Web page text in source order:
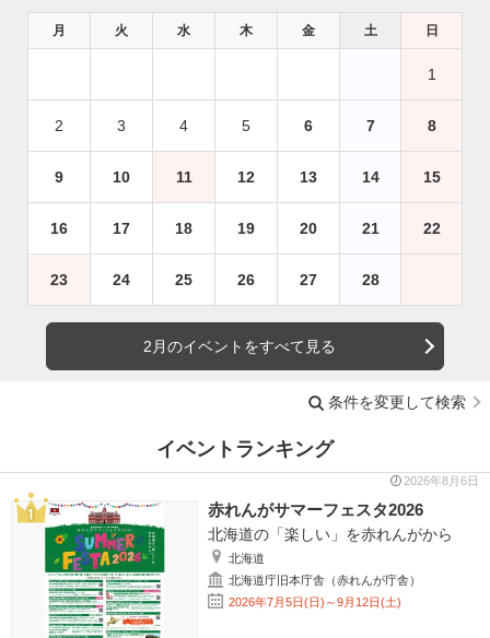
月 火 水 木 金 土 日
1
2 3 4 5 6 7 8
9 10 11 12 13 14 15
16 17 18 19 20 21 22
23 24 25 26 27 28
2月のイベントをすべて見る
条件を変更して検索
イベントランキング
2026年8月6日
赤れんがサマーフェスタ2026
北海道の「楽しい」を赤れんがから
北海道
北海道庁旧本庁舎（赤れんが庁舎）
2026年7月5日(日)～9月12日(土)